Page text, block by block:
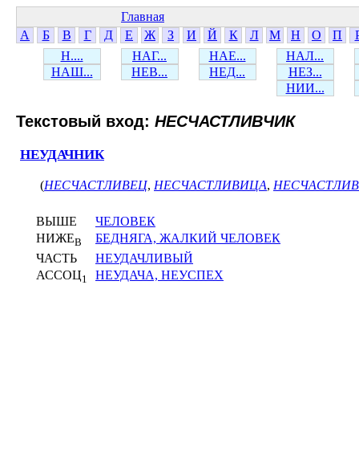
Главная
А
Б В Г Д Е Ж З И Й К Л М Н О П
Н....
НАГ... НАЕ...
НАЛ...
НАШ...
НЕВ... НЕД...
НЕЗ...
НИИ...
Текстовый вход: НЕСЧАСТЛИВЧИК
НЕУДАЧНИК
(НЕСЧАСТЛИВЕЦ, НЕСЧАСТЛИВИЦА,
ВЫШЕ
ЧЕЛОВЕК
НИЖЕВ
БЕДНЯГА, ЖАЛКИЙ ЧЕЛОВЕК
ЧАСТЬ
НЕУДАЧЛИВЫЙ
АССОЦ1 НЕУДАЧА, НЕУСПЕХ